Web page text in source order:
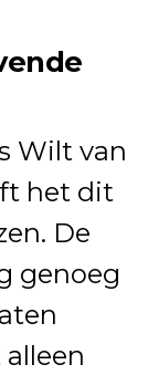
Wilt van
het dit
De
genoeg